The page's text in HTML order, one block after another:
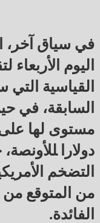
في سياق آخر،
اليوم
القياسية
السابقة، في
دولارا
التضخم
من المتوقع
الفائدة.